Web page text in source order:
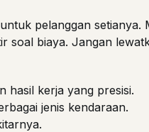
untuk pelanggan setianya.
soal biaya. Jangan
hasil kerja yang presisi.
jenis kendaraan.